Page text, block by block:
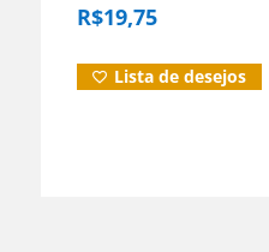
Economico
R$19,75
Lista de desejos